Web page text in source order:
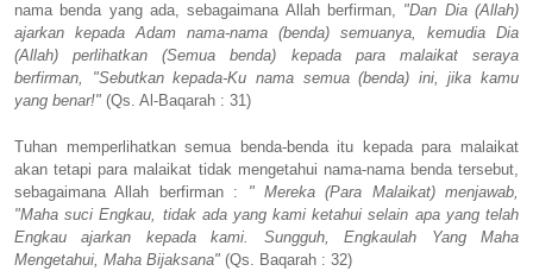
nama benda yang ada, sebagaimana Allah berfirman, "Dan Dia (Allah)
ajarkan kepada Adam nama-nama (benda) semuanya, kemudia Dia
(Allah) perlihatkan (Semua benda) kepada para malaikat seraya
berfirman, "Sebutkan kepada-Ku nama semua (benda) ini, jika kamu
yang benar!" (Qs. Al-Baqarah : 31)
Tuhan memperlihatkan semua benda-benda itu kepada para malaikat
akan tetapi para malaikat tidak mengetahui nama-nama benda tersebut,
sebagaimana Allah berfirman : " Mereka (Para Malaikat) menjawab,
"Maha suci Engkau, tidak ada yang kami ketahui selain apa yang telah
Engkau ajarkan kepada kami. Sungguh, Engkaulah Yang Maha
Mengetahui, Maha Bijaksana" (Qs. Baqarah : 32)